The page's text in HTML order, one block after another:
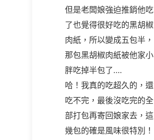
但是老闆娘強迫推銷他吃
了也覺得很好吃的黑胡椒
肉紙，所以變成五包半，
那包黑胡椒肉紙被他家小
胖吃掉半包了….
哈！我真的吃超久的，還
吃不完，最後沒吃完的全
部打包再寄回娘家去，這
幾包的確是風味很特別！